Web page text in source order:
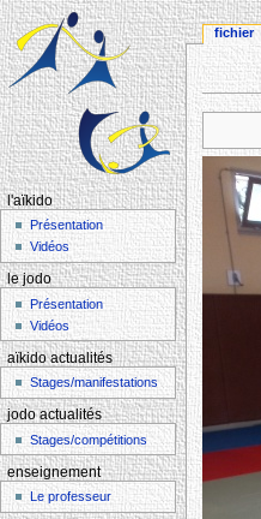
Aller à :
fichier
l'aïkido
Présentation
Vidéos
le jodo
Présentation
Vidéos
aïkido actualités
Stages/manifestations
jodo actualités
Stages/compétitions
enseignement
Le professeur